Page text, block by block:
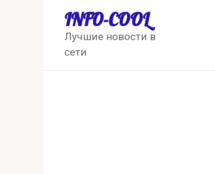
INFO-COOL
Лучшие новости в
сети